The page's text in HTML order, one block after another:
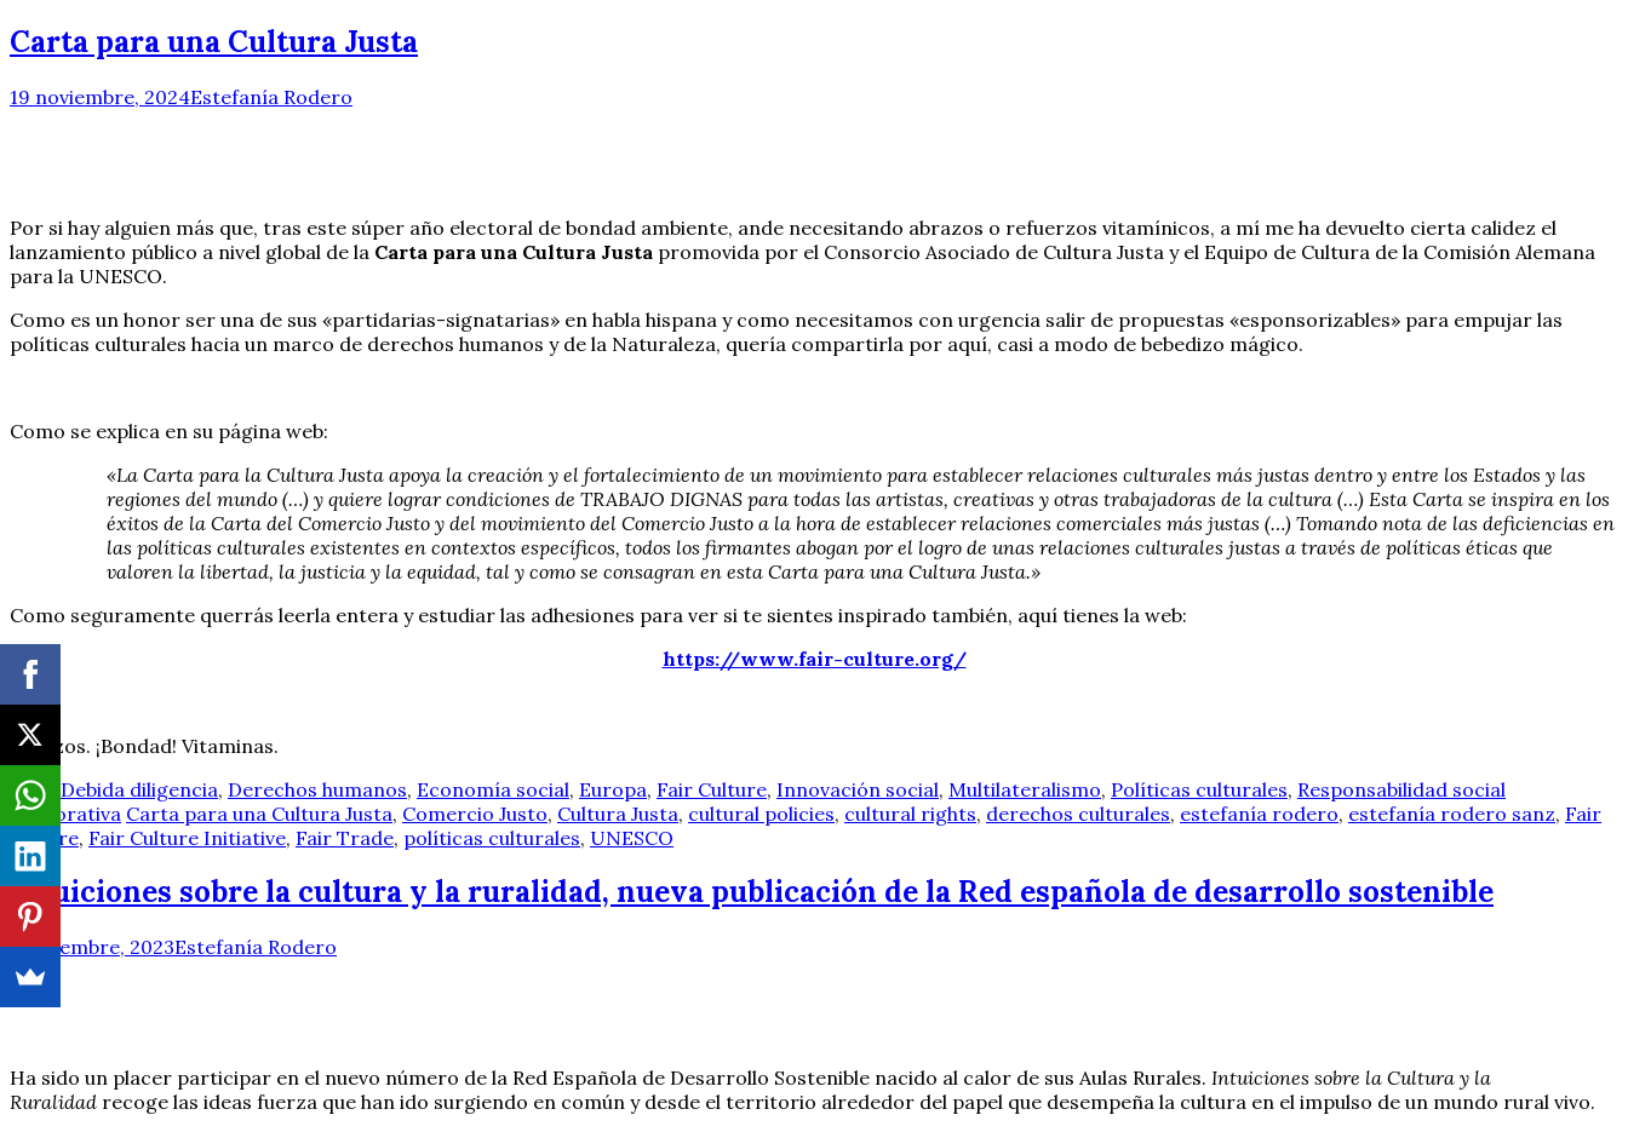
Carta para una Cultura Justa
19 noviembre, 2024Estefanía Rodero
Por si hay alguien más que, tras este súper año electoral de bondad ambiente, ande necesitando abrazos o refuerzos vitamínicos, a mí me ha devuelto cierta calidez el
lanzamiento público a nivel global de la Carta para una Cultura Justa promovida por el Consorcio Asociado de Cultura Justa y el Equipo de Cultura de la Comisión Alemana
para la UNESCO.
Como es un honor ser una de sus «partidarias-signatarias» en habla hispana y como necesitamos con urgencia salir de propuestas «esponsorizables» para empujar las
políticas culturales hacia un marco de derechos humanos y de la Naturaleza, quería compartirla por aquí, casi a modo de bebedizo mágico.
Como se explica en su página web:
«La Carta para la Cultura Justa apoya la creación y el fortalecimiento de un movimiento para establecer relaciones culturales más justas dentro y entre los Estados y las
regiones del mundo (…) y quiere lograr condiciones de TRABAJO DIGNAS para todas las artistas, creativas y otras trabajadoras de la cultura (…) Esta Carta se inspira en los
éxitos de la Carta del Comercio Justo y del movimiento del Comercio Justo a la hora de establecer relaciones comerciales más justas (…) Tomando nota de las deficiencias en
las políticas culturales existentes en contextos específicos, todos los firmantes abogan por el logro de unas relaciones culturales justas a través de políticas éticas que
valoren la libertad, la justicia y la equidad, tal y como se consagran en esta Carta para una Cultura Justa.»
Como seguramente querrás leerla entera y estudiar las adhesiones para ver si te sientes inspirado también, aquí tienes la web:
https://www.fair-culture.org/
Abrazos. ¡Bondad! Vitaminas.
Arte
Debida diligencia, Derechos humanos, Economía social, Europa, Fair Culture, Innovación social, Multilateralismo, Políticas culturales, Responsabilidad social
corporativa Carta para una Cultura Justa, Comercio Justo, Cultura Justa, cultural policies, cultural rights, derechos culturales, estefanía rodero, estefanía rodero sanz, Fair
Culture, Fair Culture Initiative, Fair Trade, políticas culturales, UNESCO
Intuiciones sobre la cultura y la ruralidad, nueva publicación de la Red española de desarrollo sostenible
4 diciembre, 2023Estefanía Rodero
Ha sido un placer participar en el nuevo número de la Red Española de Desarrollo Sostenible nacido al calor de sus Aulas Rurales. Intuiciones sobre la Cultura y la
Ruralidad recoge las ideas fuerza que han ido surgiendo en común y desde el territorio alrededor del papel que desempeña la cultura en el impulso de un mundo rural vivo.